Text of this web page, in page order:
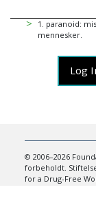
1 paranoid:
mennesker.
Log
© 2006–2026
forbeholdt.
for a Drug-Free